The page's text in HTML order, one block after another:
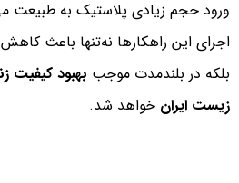
ورود حجم زیادی پلاستیک به طبیعت
اجرای این راهکارها نه‌تنها باعث
بلکه در بلندمدت موجب بهبود
زیست ایران خواهد شد.